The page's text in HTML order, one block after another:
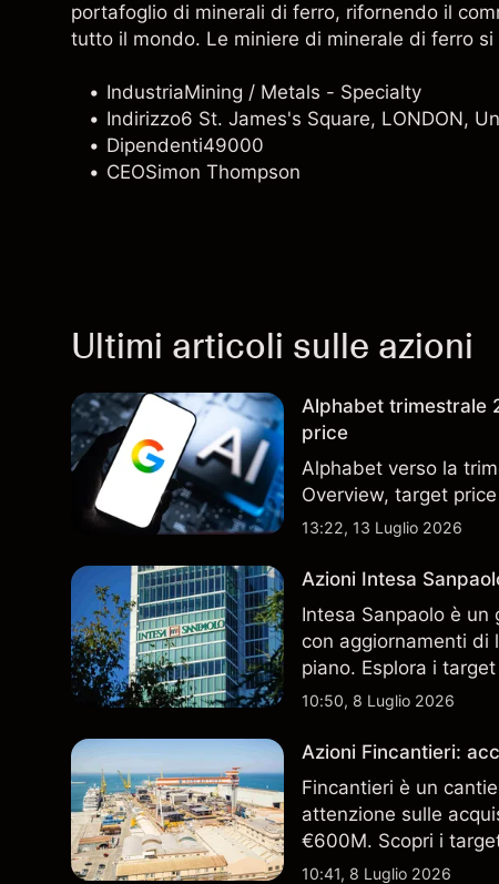
portafoglio di minerali di ferro, rifornendo il
tutto il mondo. Le miniere di minerale di ferro
IndustriaMining / Metals - Specialty
Indirizzo6 St. James's Square, LONDON,
Dipendenti49000
CEOSimon Thompson
Ultimi articoli sulle azioni
Alphabet trimestrale
price
Alphabet verso la
Overview, target
13:22, 13 Luglio 2026
Azioni Intesa
Intesa Sanpaolo è
con aggiornamenti di
piano. Esplora i
performance
10:50, 8 Luglio 2026
Azioni Fincantieri:
Fincantieri è un
attenzione sulle
€600M. Scopri i
performance
10:41, 8 Luglio 2026